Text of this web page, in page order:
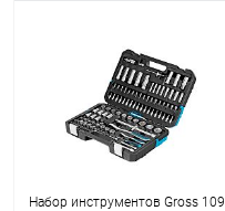
Набор инструментов Gross 109